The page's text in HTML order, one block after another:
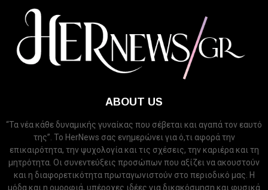
ABOUT US
“Τα νέα κάθε δυναμικής γυναίκας που σέβεται και αγαπά τον εαυτό
της”. Το HerNews σας ενημερώνει για ό,τι αφορά την
επικαιρότητα, την ψυχολογία και τις σχέσεις, την καριέρα και τη
μητρότητα. Οι συνεντεύξεις προσώπων που αξίζει να ακουστούν
και η διαφορετικότητα πρωταγωνιστούν στο περιοδικό μας. Η
μόδα και η ομορφιά, υπέροχες ιδέες για δικακόσμηση και φυσικά